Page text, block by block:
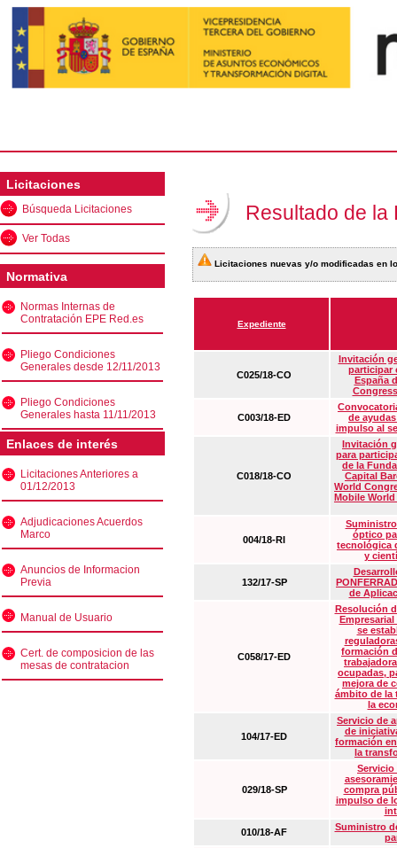
Licitaciones
Búsqueda Licitaciones
Ver Todas
Normativa
Normas Internas de
Contratación EPE Red.es
Pliego Condiciones
Generales desde 12/11/2013
Pliego Condiciones
Generales hasta 11/11/2013
Enlaces de interés
Licitaciones Anteriores a
01/12/2013
Adjudicaciones Acuerdos
Marco
Anuncios de Informacion
Previa
Manual de Usuario
Cert. de composicion de las
mesas de contratacion
Resultado de la
Licitaciones nuevas y/o modificadas en
Expediente
C025/18-CO
Invitación
participar
España
C003/18-ED
de
impulso al
C018/18-CO
Invitación
para
de la
Capital
World
Mobile
004/18-RI
óptico
tecnológica
y
132/17-SP
de
C058/17-ED
Resolución
Empresarial
se
formación
ocupadas,
mejora de
ámbito de la
la
104/17-ED
Servicio de
de
formación
la
029/18-SP
Servicio
compra
impulso de
010/18-AF
Suministro